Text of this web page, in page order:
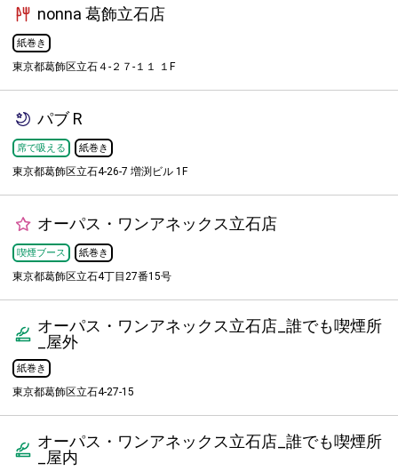
nonna 葛飾立石店
紙巻き
東京都葛飾区立石４-２７-１１ １F
パブ R
席で吸える 紙巻き
東京都葛飾区立石4-26-7 増渕ビル 1F
オーパス・ワンアネックス立石店
喫煙ブース 紙巻き
東京都葛飾区立石4丁目27番15号
オーパス・ワンアネックス立石店_誰でも喫煙所
_屋外
紙巻き
東京都葛飾区立石4-27-15
オーパス・ワンアネックス立石店_誰でも喫煙所
_屋内